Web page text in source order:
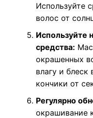
Используйте
волос от
Используйте
средства:
окрашенных
влагу и блеск
кончики от
Регулярно
окрашивание